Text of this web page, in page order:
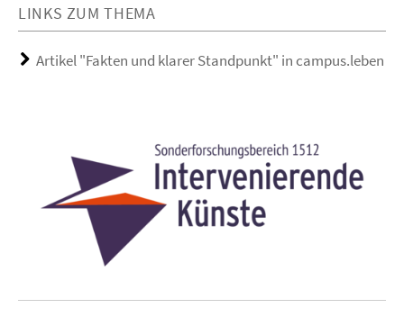
LINKS ZUM THEMA
Artikel "Fakten und klarer Standpunkt" in campus.leben